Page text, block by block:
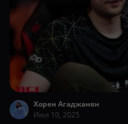
Хорен Агаджанян
Июл 10, 2025